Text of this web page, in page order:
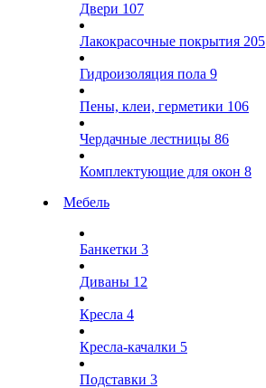
Двери 107
Лакокрасочные покрытия 205
Гидроизоляция пола 9
Пены, клеи, герметики 106
Чердачные лестницы 86
Комплектующие для окон 8
Мебель
Банкетки 3
Диваны 12
Кресла 4
Кресла-качалки 5
Подставки 3